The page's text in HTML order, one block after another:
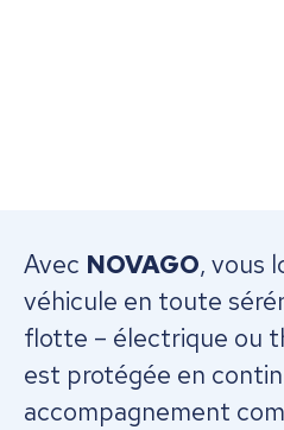
Avec NOVAGO, vous
véhicule en toute
flotte – électrique ou
est protégée en
accompagnement